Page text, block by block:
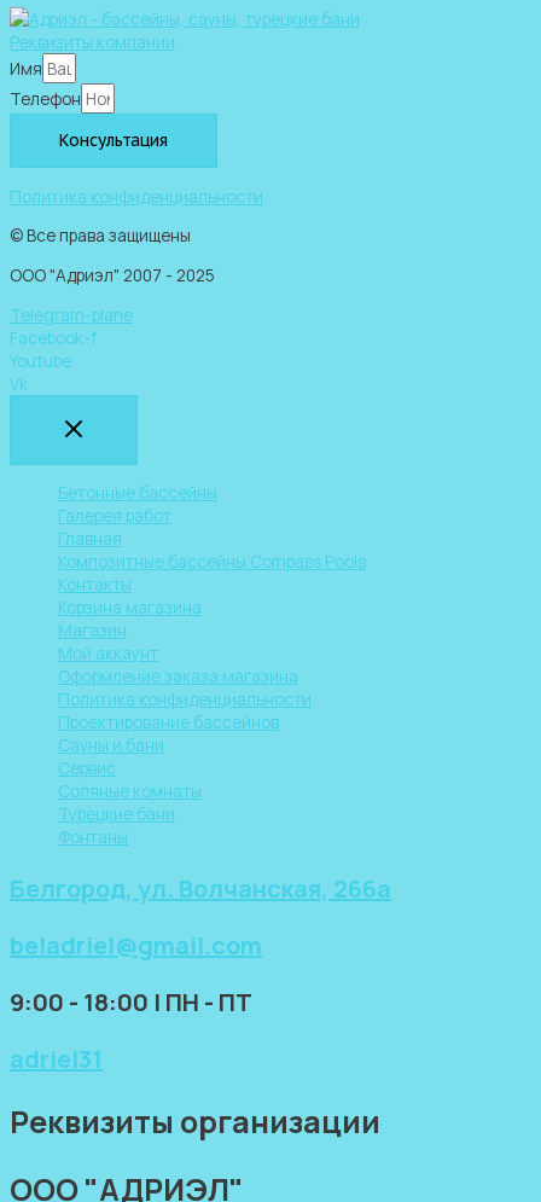
Реквизиты компании
Имя
Телефон
Консультация
Политика конфиденциальности
© Все права защищены
ООО "Адриэл" 2007 - 2025
Telegram-plane
Facebook-f
Youtube
Vk
Бетонные бассейны
Галерея работ
Главная
Композитные бассейны Compass Pools
Контакты
Корзина магазина
Магазин
Мой аккаунт
Оформление заказа магазина
Политика конфиденциальности
Проектирование бассейнов
Сауны и бани
Сервис
Соляные комнаты
Турецкие бани
Фонтаны
Белгород, ул. Волчанская, 266а
beladriel@gmail.com
9:00 - 18:00 | ПН - ПТ
adriel31
Реквизиты организации
ООО "АДРИЭЛ"